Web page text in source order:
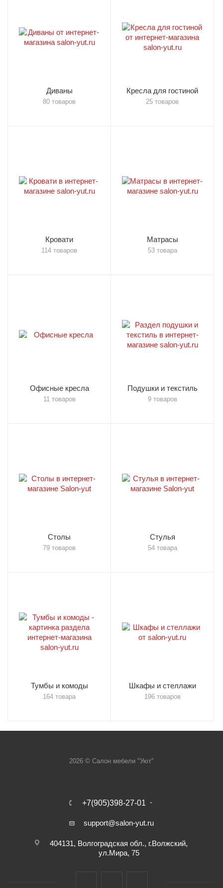
Диваны
80 товаров
Кресла для гостиной
25 товаров
Кровати
114 товаров
Матрасы
53 товара
Офисные кресла
11 товаров
Подушки и текстиль
9 товаров
Столы
79 товаров
Стулья
54 товара
Тумбы и комоды
164 товара
Шкафы и стеллажи
196 товаров
2026 © Салон мебели "Уют"
+7(905)398-27-01
support@salon-yut.ru
404131, Волгоградская обл., г.Волжский,
ул.Мира, 75